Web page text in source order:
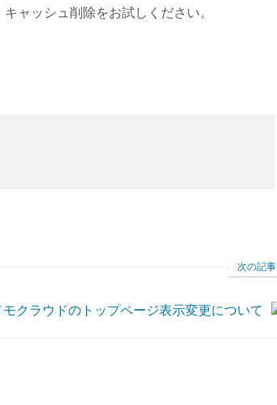
ャッシュ削除をお試しください。
次の記事
モクラウドのトップページ表示変更について